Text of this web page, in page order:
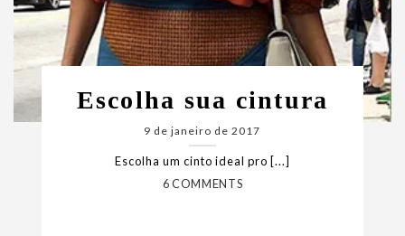
Escolha sua cintura
9 de janeiro de 2017
Escolha um cinto ideal pro [...]
6 COMMENTS